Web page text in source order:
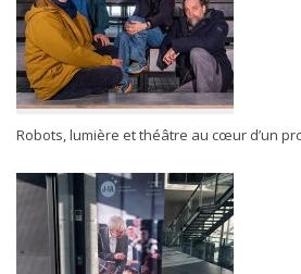
Robots, lumière et théâtre au cœur d’un